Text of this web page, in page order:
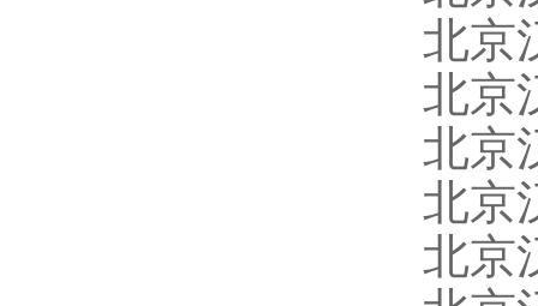
北京
北京
北京
北京
北京